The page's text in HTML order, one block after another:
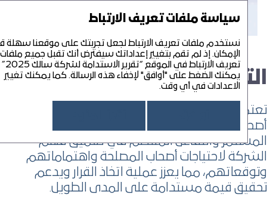
تقرير الاستدامة لشركة سالك 25‘
التقرير السنوي لشركة سالك 25‘
تقرير الاستدامة لشركة سالك 25‘
PDF
القائمة
نبذة عن التقرير
نبذة عن "سالك"
لمحة عامة
رسالة رئيس مجلس الإدارة
نهج الاستدامة
الريادة في الممارسات البيئية والاجتماعية والحوكمة
تقييم الأهمية الجوهرية
المواءمة مع أهداف التنمية المستدامة للأمم المتحدة
التوافق مع الأجندة الوطنية الخضراء ‑ 2030 لدولة الإمارات العربية المتحدة
حوكمة الاستدامة
إدارة الاستدامة
التفاعل مع أصحاب المصلحة
إدارة المخاطر المرتبطة بالاستدامة
أخلاقيات العمل والامتثال
حقوق الإنسان
إسعاد الأفراد
موظفونا
المتعاملون
مجتمعنا
الرعاية البيئية
تغيّر المناخ وانبعاثات الغازات الدفيئة
الاستخدام الرشيد للموارد
ملحق
بيان التأكيد المحدود المستقل
مع أصحاب المصلحة
"سالك" على بناء علاقات قائمة على الثقة مع
المصلحة لتحقيق أهدافها؛ إذ يسهم التعاون
والتفاعل المنتظم في تعميق فهم
لاحتياجات أصحاب المصلحة واهتماماتهم
مما يعزز عملية اتخاذ القرار ويدعم
قيمة مستدامة على المدى الطويل.
سياسة ملفات تعريف الارتباط
نستخدم ملفات تعريف الارتباط لجعل تجربتك على موقعنا سهلة قدر
الإمكان. إذ لم تقم بتغيير إعداداتك سيفترض أنك تقبل جميع ملفات
تعريف الارتباط في الموقع “تقرير الاستدامة لشركة سالك 2025”
يمكنك الضغط على "أوافق" لإخفاء هذه الرسالة. كما يمكنك تغيير
الاعدادات في أي وقت.